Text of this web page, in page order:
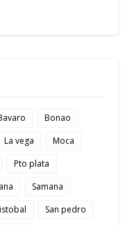
Bonao
La vega
Moca
Pto plata
Samana
San pedro